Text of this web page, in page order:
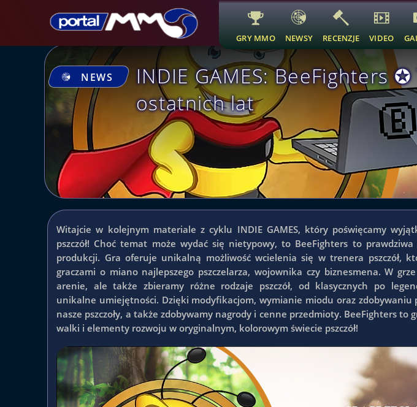
GRY MMO NEWSY RECENZJE VIDEO
NEWS
INDIE GAMES: BeeFighters
ostatnich lat
Witajcie w kolejnym materiale z cyklu INDIE GAMES, który poświęcamy
pszczół! Choć temat może wydać się nietypowy, to BeeFighters to prawdziwa
produkcji. Gra oferuje unikalną możliwość wcielenia się w trenera pszczół,
graczami o miano najlepszego pszczelarza, wojownika czy biznesmena. W
arenie, ale także zbieramy różne rodzaje pszczół, od klasycznych po
unikalne umiejętności. Dzięki modyfikacjom, wymianie miodu oraz zdobywaniu
nasze pszczoły, a także zdobywamy nagrody i cenne przedmioty. BeeFighters to
walki i elementy rozwoju w oryginalnym, kolorowym świecie pszczół!